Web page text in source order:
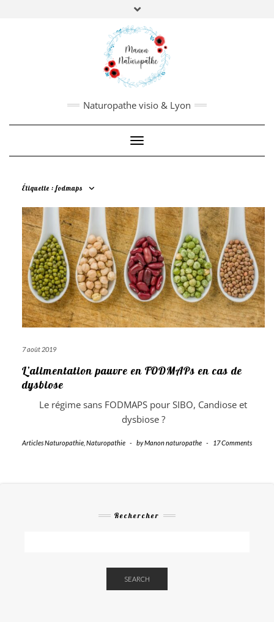
Manon Borderie
Naturopathe, nutrithérapeute,
biologie fonctionnelle.
PRISE DE RDV:
Pour en savoir plus,cliquez ici
Naturopathe visio & Lyon
Toggle Navigation
Étiquette :fodmaps
7 août 2019
L’alimentation pauvre en FODMAPs en cas de
dysbiose
Le régime sans FODMAPS pour SIBO, Candiose et
dysbiose ?
Articles Naturopathie, Naturopathie - byManon naturopathe - 17 Comments
Rechercher
SEARCH